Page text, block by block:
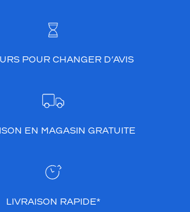
POUR CHANGER D’AVIS
EN MAGASIN GRATUITE
LIVRAISON RAPIDE*